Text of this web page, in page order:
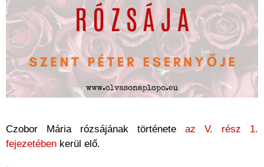
Czobor Mária rózsájának története az V. rész 1.
fejezetében kerül elő.